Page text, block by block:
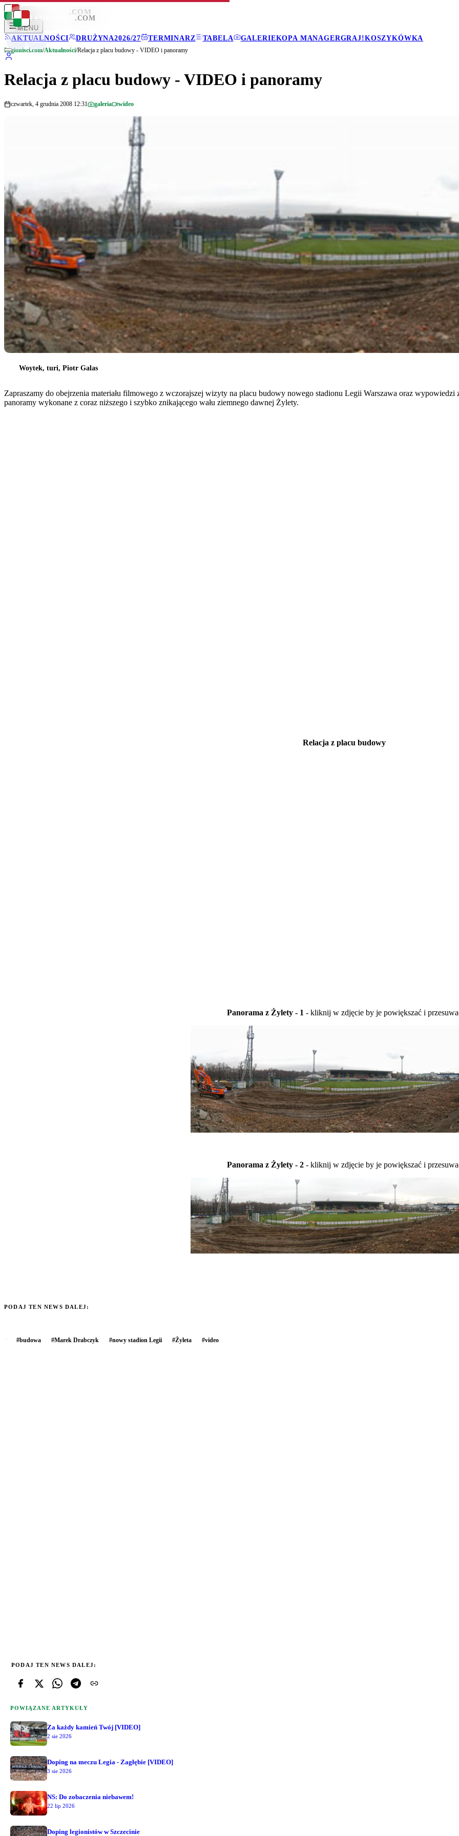
LEGIONISCI .COM
MENU
AKTUALNOŚCI
DRUŻYNA2026/27 TERMINARZ TABELA GALERIEKOPA MANAGERGRAJ!KOSZYKÓWKA
LEGIONISCI .COM
Legionisci.com/Aktualności/Relacja z placu budowy - VIDEO i panoramy
Relacja z placu budowy - VIDEO i panoramy
czwartek, 4 grudnia 2008 12:31 galeria wideo
Woytek, turi, Piotr Galas
Zapraszamy do obejrzenia materiału filmowego z wczorajszej wizyty na placu budowy nowego stadionu Legii Warszawa oraz
panoramy wykonane z coraz niższego i szybko znikającego wału ziemnego dawnej Żylety.
Relacja z placu budowy
Panorama z Żylety - 1- kliknij w zdjęcie by je powiększać i
Panorama z Żylety - 2- kliknij w zdjęcie by je powiększać i
PODAJ TEN NEWS DALEJ:
#budowa #Marek Drabczyk #nowy stadion Legii #Żyleta #video
PODAJ TEN NEWS DALEJ:
POWIĄZANE ARTYKUŁY
Za każdy kamień Twój [VIDEO]
2 sie 2026
Doping na meczu Legia - Zagłębie [VIDEO]
3 sie 2026
NS: Do zobaczenia niebawem!
22 lip 2026
Doping legionistów w Szczecinie